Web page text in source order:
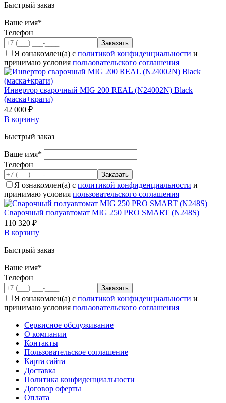
Быстрый заказ
Ваше имя*
Телефон
Я ознакомлен(а) с политикой конфиденциальности и
принимаю условия пользовательского соглашения
Инвертор сварочный MIG 200 REAL (N24002N) Black
(маска+краги)
42 000 ₽
В корзину
Быстрый заказ
Ваше имя*
Телефон
Я ознакомлен(а) с политикой конфиденциальности и
принимаю условия пользовательского соглашения
Cварочный полуавтомат MIG 250 PRO SMART (N248S)
110 320 ₽
В корзину
Быстрый заказ
Ваше имя*
Телефон
Я ознакомлен(а) с политикой конфиденциальности и
принимаю условия пользовательского соглашения
Сервисное обслуживание
О компании
Контакты
Пользовательское соглашение
Карта сайта
Доставка
Политика конфиденциальности
Договор оферты
Оплата